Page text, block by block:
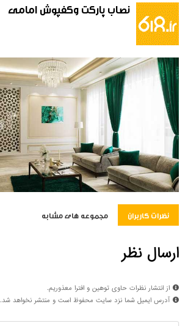
نصاب پاركت وكفپوش امامي
نظرات کاربران مجموعه های مشابه
ارسال نظر
از انتشار نظرات حاوی توهین و افترا معذوریم.
آدرس ایمیل شما نزد سایت محفوظ است و منتشر نخواهد شد.